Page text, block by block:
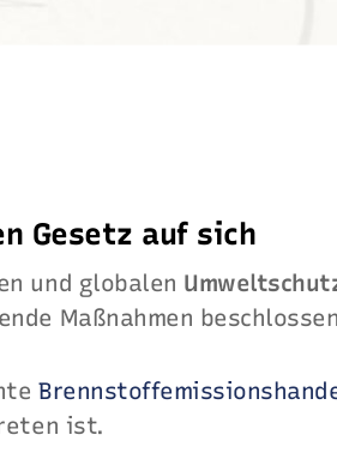
Gesetz auf sich
und globalen
Maßnahmen
ist.